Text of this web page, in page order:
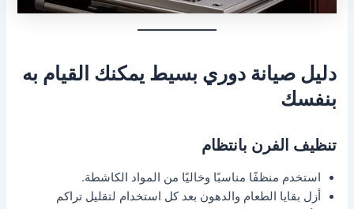
دليل صيانة دوري بسيط يمكنك القيام به
بنفسك
تنظيف الفرن بانتظام
استخدم منظفًا مناسبًا وخاليًا من المواد الكاشطة.
أزل بقايا الطعام والدهون بعد كل استخدام لتقليل تراكم